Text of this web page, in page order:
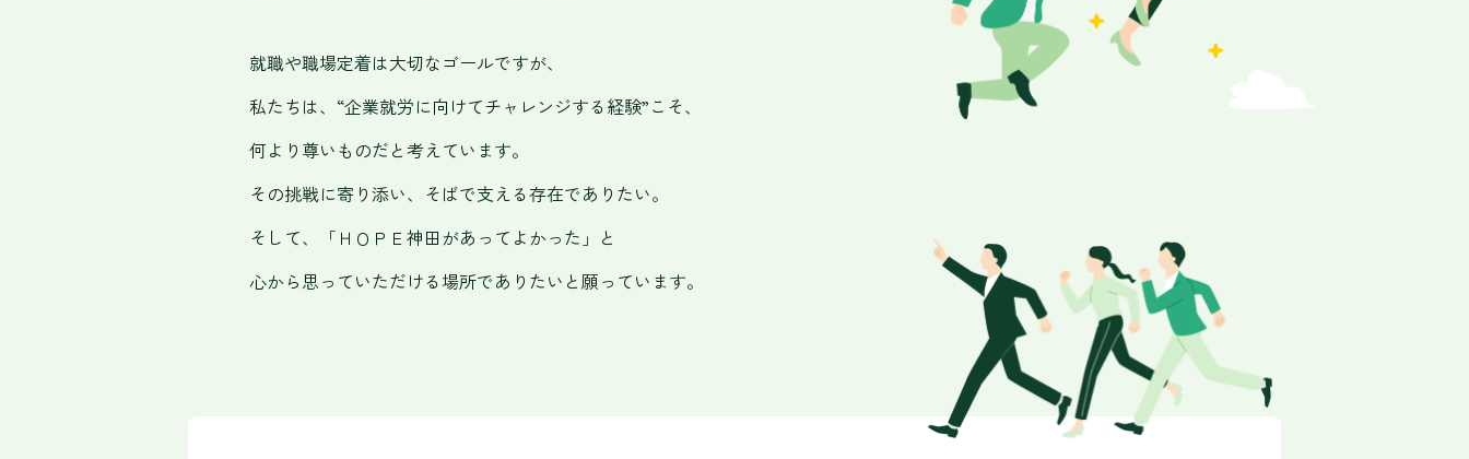
就職や職場定着は大切なゴールですが、
私たちは、“企業就労に向けてチャレンジする経験”こそ、
何より尊いものだと考えています。
その挑戦に寄り添い、 そばで支える存在でありたい。
そして、
「ＨＯＰＥ神田があってよかった」と
心から思っていただける場所でありたいと願っています。